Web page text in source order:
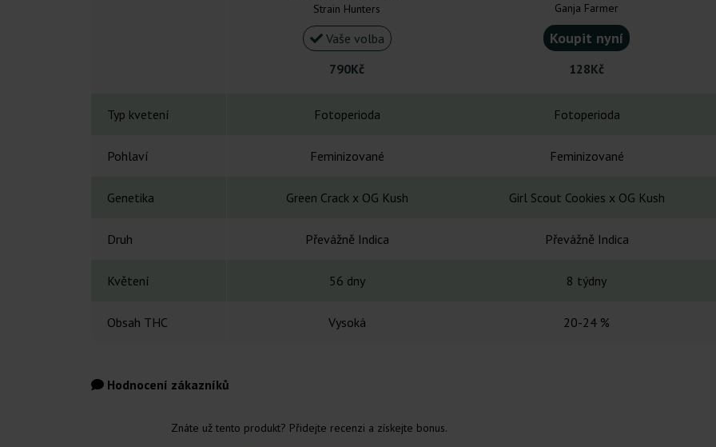
Strain Hunters
Vaše volba
790Kč
Ganja Farmer
Koupit nyní
128Kč
Typ kvetení Fotoperioda Fotoperioda
Pohlaví Feminizované Feminizované
Genetika Green Crack x OG Kush Girl Scout Cookies x OG Kush
Druh Převážně Indica Převážně Indica
Květení 56 dny 8 týdny
Obsah THC Vysoká 20-24 %
Hodnocení zákazníků
Znáte už tento produkt? Přidejte recenzi a získejte bonus.